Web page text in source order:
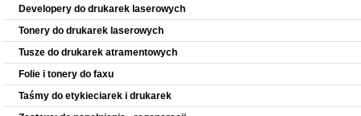
Developery do drukarek laserowych
Tonery do drukarek laserowych
Tusze do drukarek atramentowych
Folie i tonery do faxu
Taśmy do etykieciarek i drukarek